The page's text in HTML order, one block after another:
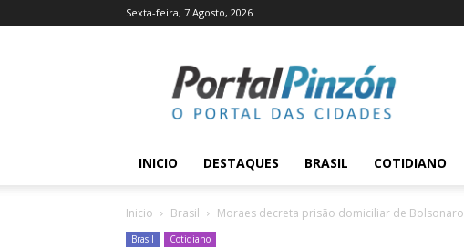
Sexta-feira, 7 Agosto, 2026
Pinzón
INICIO DESTAQUES BRASIL COTIDIANO
Inicio Brasil Moraes decreta prisão domiciliar de Bolsonaro
Brasil Cotidiano